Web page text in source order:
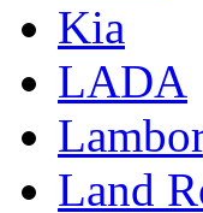
Kia
LADA
Land